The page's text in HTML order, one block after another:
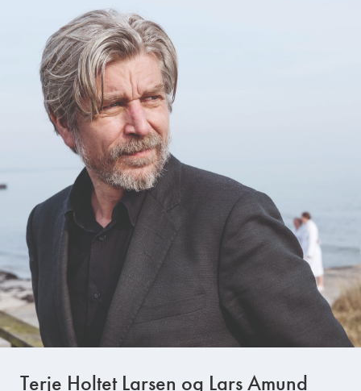
Terje Holtet Larsen og Lars Amund